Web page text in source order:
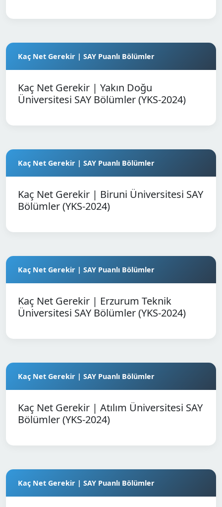
Kaç Net Gerekir | SAY Puanlı Bölümler
Kaç Net Gerekir | Yakın Doğu
Üniversitesi SAY Bölümler (YKS-2024)
Kaç Net Gerekir | SAY Puanlı Bölümler
Kaç Net Gerekir | Biruni Üniversitesi SAY
Bölümler (YKS-2024)
Kaç Net Gerekir | SAY Puanlı Bölümler
Kaç Net Gerekir | Erzurum Teknik
Üniversitesi SAY Bölümler (YKS-2024)
Kaç Net Gerekir | SAY Puanlı Bölümler
Kaç Net Gerekir | Atılım Üniversitesi SAY
Bölümler (YKS-2024)
Kaç Net Gerekir | SAY Puanlı Bölümler